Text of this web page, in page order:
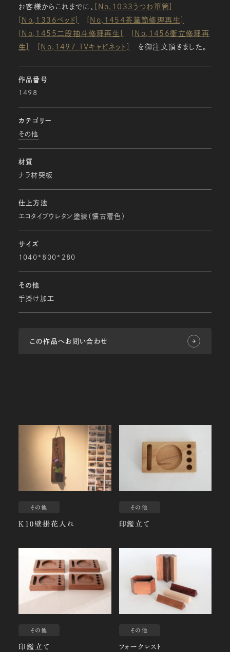
お客様からこれまでに、 [No,1033うつわ箪笥]
[No,1336ベッド]
[No,1454茶箪笥修理再生]
[No,1455二段抽斗修理再生]
[No,1456衝立修理再
生] [No,1497 TVキャビネット] を御注文頂きました。
作品番号
1498
カテゴリー
その他
材質
ナラ材突板
仕上方法
エコタイプウレタン塗装（懐古着色）
サイズ
1040*800*280
その他
手掛け加工
この作品へお問い合わせ
その他
Ｋ10壁掛花入れ
その他
印鑑立て
その他
印鑑立て
その他
フォークレスト